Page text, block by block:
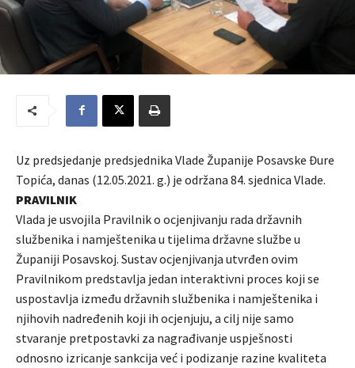
Uz predsjedanje predsjednika Vlade Županije Posavske Đure
Topića, danas (12.05.2021. g.) je održana 84. sjednica Vlade.
PRAVILNIK
Vlada je usvojila Pravilnik o ocjenjivanju rada državnih
službenika i namještenika u tijelima državne službe u
Županiji Posavskoj. Sustav ocjenjivanja utvrđen ovim
Pravilnikom predstavlja jedan interaktivni proces koji se
uspostavlja između državnih službenika i namještenika i
njihovih nadređenih koji ih ocjenjuju, a cilj nije samo
stvaranje pretpostavki za nagrađivanje uspješnosti
odnosno izricanje sankcija već i podizanje razine kvaliteta